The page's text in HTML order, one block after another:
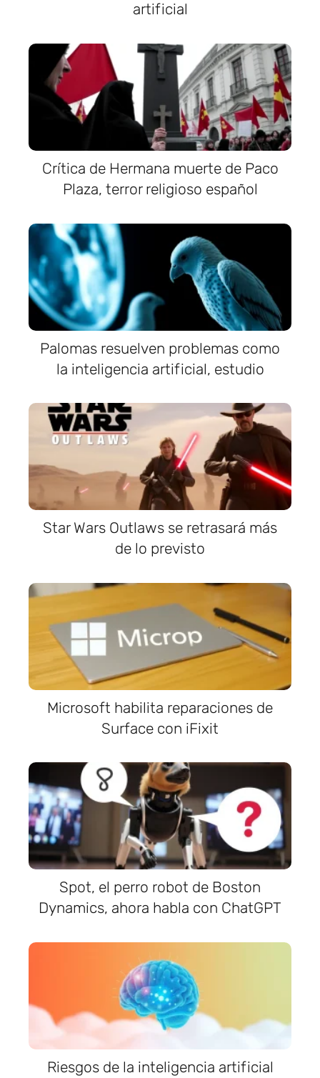
artificial
Crítica de Hermana muerte de Paco
Plaza, terror religioso español
Palomas resuelven problemas como
la inteligencia artificial, estudio
Star Wars Outlaws se retrasará más
de lo previsto
Microsoft habilita reparaciones de
Surface con iFixit
Spot, el perro robot de Boston
Dynamics, ahora habla con ChatGPT
Riesgos de la inteligencia artificial